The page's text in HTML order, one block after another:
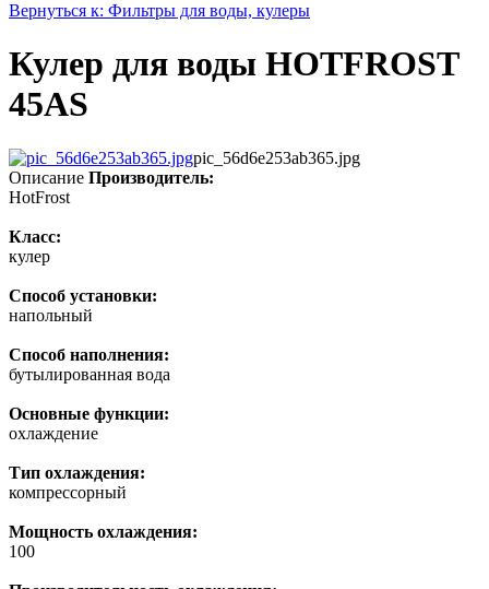
Вернуться к: Фильтры для воды, кулеры
Кулер для воды HOTFROST
45AS
pic_56d6e253ab365.jpg
Описание Производитель:
HotFrost
Класс:
кулер
Способ установки:
напольный
Способ наполнения:
бутылированная вода
Основные функции:
охлаждение
Тип охлаждения:
компрессорный
Мощность охлаждения:
100